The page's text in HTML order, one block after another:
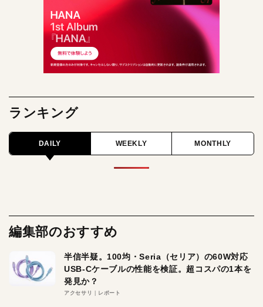
ランキング
DAILY WEEKLY MONTHLY
編集部のおすすめ
半信半疑。100均・Seria（セリア）の60W対応
USB-Cケーブルの性能を検証。超コスパの1本を
発見か？
アクセサリ レポート